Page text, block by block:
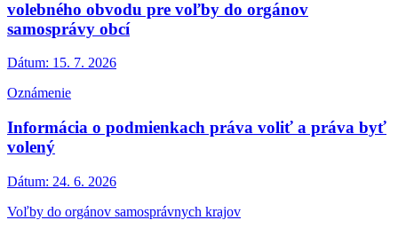
volebného obvodu pre voľby do orgánov
samosprávy obcí
Dátum: 15. 7. 2026
Oznámenie
Informácia o podmienkach práva voliť a práva byť
volený
Dátum: 24. 6. 2026
Voľby do orgánov samosprávnych krajov